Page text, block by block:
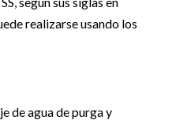
realizarse usando los
de agua de purga y